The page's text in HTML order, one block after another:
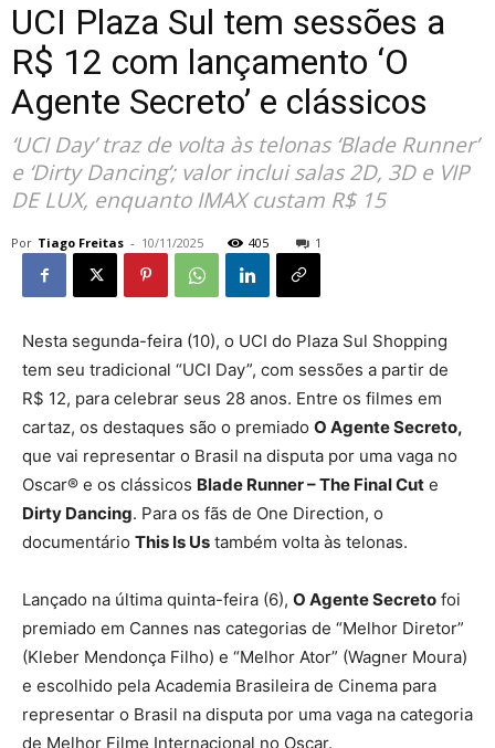
UCI Plaza Sul tem sessões a
R$ 12 com lançamento ‘O
Agente Secreto’ e clássicos
‘UCI Day’ traz de volta às telonas ‘Blade Runner’
e ‘Dirty Dancing’; valor inclui salas 2D, 3D e VIP
DE LUX, enquanto IMAX custam R$ 15
Por Tiago Freitas - 10/11/2025 405 1
Nesta segunda-feira (10), o UCI do Plaza Sul Shopping
tem seu tradicional “UCI Day”, com sessões a partir de
R$ 12, para celebrar seus 28 anos. Entre os filmes em
cartaz, os destaques são o premiado O Agente Secreto,
que vai representar o Brasil na disputa por uma vaga no
Oscar® e os clássicos Blade Runner – The Final Cut e
Dirty Dancing. Para os fãs de One Direction, o
documentário This Is Us também volta às telonas.
Lançado na última quinta-feira (6), O Agente Secreto foi
premiado em Cannes nas categorias de “Melhor Diretor”
(Kleber Mendonça Filho) e “Melhor Ator” (Wagner Moura)
e escolhido pela Academia Brasileira de Cinema para
representar o Brasil na disputa por uma vaga na categoria
de Melhor Filme Internacional no Oscar.